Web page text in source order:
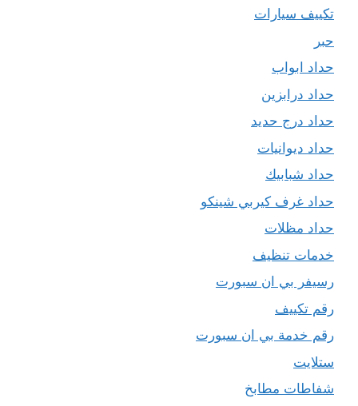
تكييف سيارات
حبر
حداد ابواب
حداد درابزين
حداد درج حديد
حداد ديوانيات
حداد شبابيك
حداد غرف كيربي شينكو
حداد مظلات
خدمات تنظيف
رسيفر بي ان سبورت
رقم تكييف
رقم خدمة بي ان سبورت
ستلايت
شفاطات مطابخ